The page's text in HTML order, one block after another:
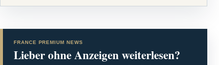
FRANCE PREMIUM NEWS
Lieber ohne Anzeigen weiterlesen?